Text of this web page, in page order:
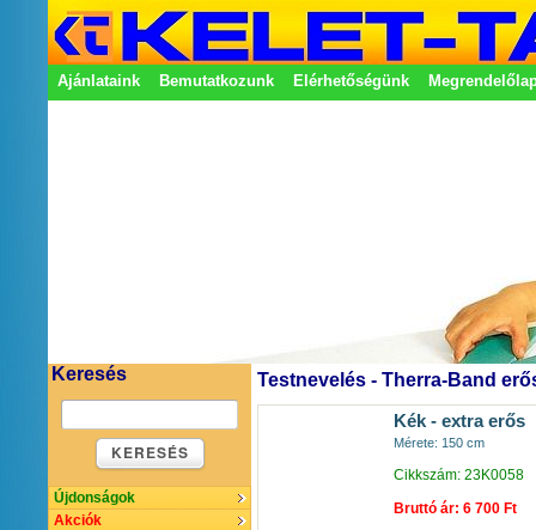
Ajánlataink Bemutatkozunk Elérhetőségünk
Keresés
KERESÉS
Újdonságok
Akciók
Testnevelés - Therra-Band
Kék - extra erős
Mérete: 150 cm
Cikkszám: 23K0058
Bruttó ár: 6 700 Ft